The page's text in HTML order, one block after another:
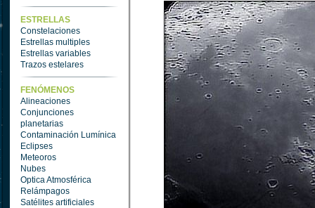
ESTRELLAS
Constelaciones
Estrellas multiples
Estrellas variables
Trazos estelares
FENÓMENOS
Alineaciones
Conjunciones
planetarias
Contaminación Lumínica
Eclipses
Meteoros
Nubes
Optica Atmosférica
Relámpagos
Satélites artificiales